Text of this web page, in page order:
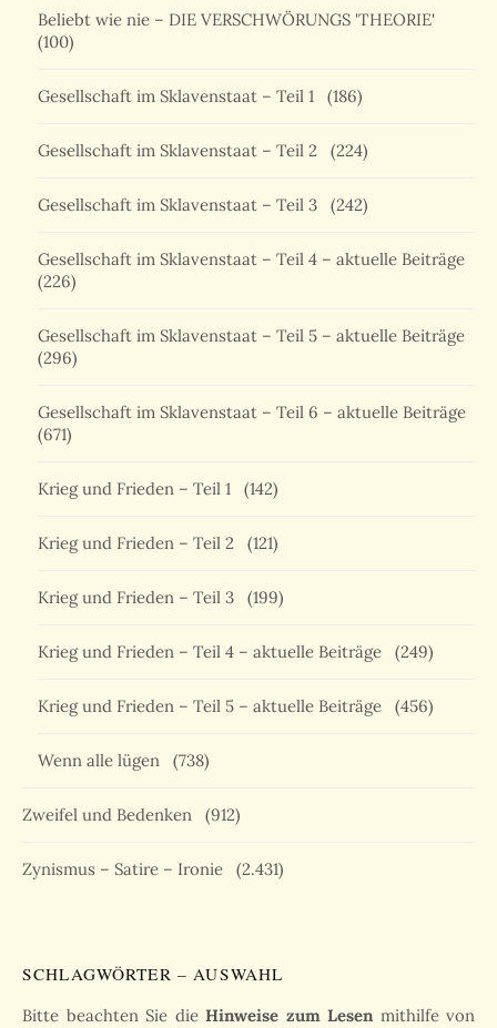
Beliebt wie nie – DIE VERSCHWÖRUNGS 'THEORIE'
(100)
Gesellschaft im Sklavenstaat – Teil 1 (186)
Gesellschaft im Sklavenstaat – Teil 2 (224)
Gesellschaft im Sklavenstaat – Teil 3 (242)
Gesellschaft im Sklavenstaat – Teil 4 – aktuelle Beiträge
(226)
Gesellschaft im Sklavenstaat – Teil 5 – aktuelle Beiträge
(296)
Gesellschaft im Sklavenstaat – Teil 6 – aktuelle Beiträge
(671)
Krieg und Frieden – Teil 1 (142)
Krieg und Frieden – Teil 2 (121)
Krieg und Frieden – Teil 3 (199)
Krieg und Frieden – Teil 4 – aktuelle Beiträge (249)
Krieg und Frieden – Teil 5 – aktuelle Beiträge (456)
Wenn alle lügen (738)
Zweifel und Bedenken (912)
Zynismus – Satire – Ironie (2.431)
SCHLAGWÖRTER – AUSWAHL
Bitte beachten Sie dieHinweise zum Lesenmithilfe von